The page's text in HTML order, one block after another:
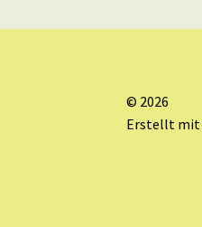
© 2026
Erstellt mit